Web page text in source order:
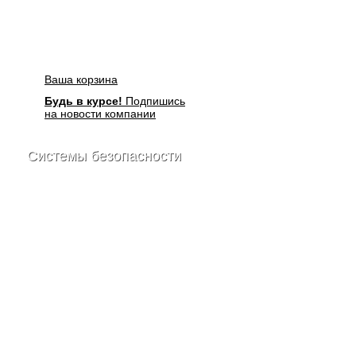
Ваша корзина
Будь в курсе! Подпишись
на новости компании
Системы безопасности